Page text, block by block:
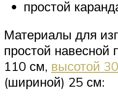
простой
Материалы для
простой навесной
110 см, высотой
(шириной) 25 см: